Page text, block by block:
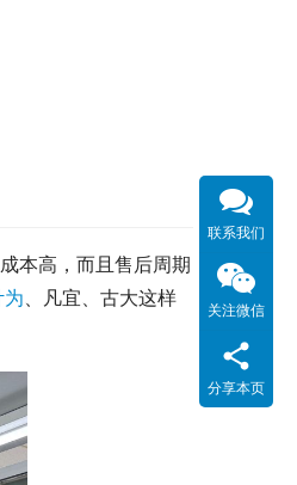
本高，而且售后周期
为 、凡宜、古大这样
联系我们
关注微信
分享本页